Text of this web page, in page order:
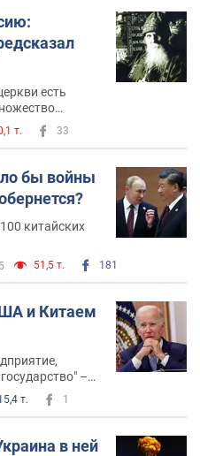
есть
об Украине?
т. 33
бы войны
китайских
51,5 т. 181
и Китаем
–
т. 1
в ней